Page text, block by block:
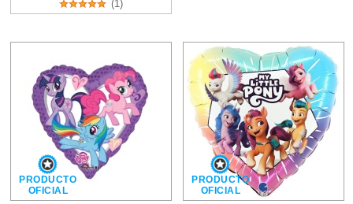
(1)
PRODUCTO
OFICIAL
PRODUCTO
OFICIAL